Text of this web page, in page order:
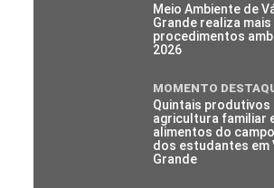
Meio Ambiente de
Grande realiza mais
procedimentos
2026
MOMENTO
Quintais
agricultura familiar
alimentos do
dos estudantes em
Grande